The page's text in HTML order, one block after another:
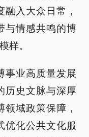
入大众日常，
与情感共鸣的博
样。
事业高质量发展
历史文脉与深厚
域政策保障，
优化公共文化服